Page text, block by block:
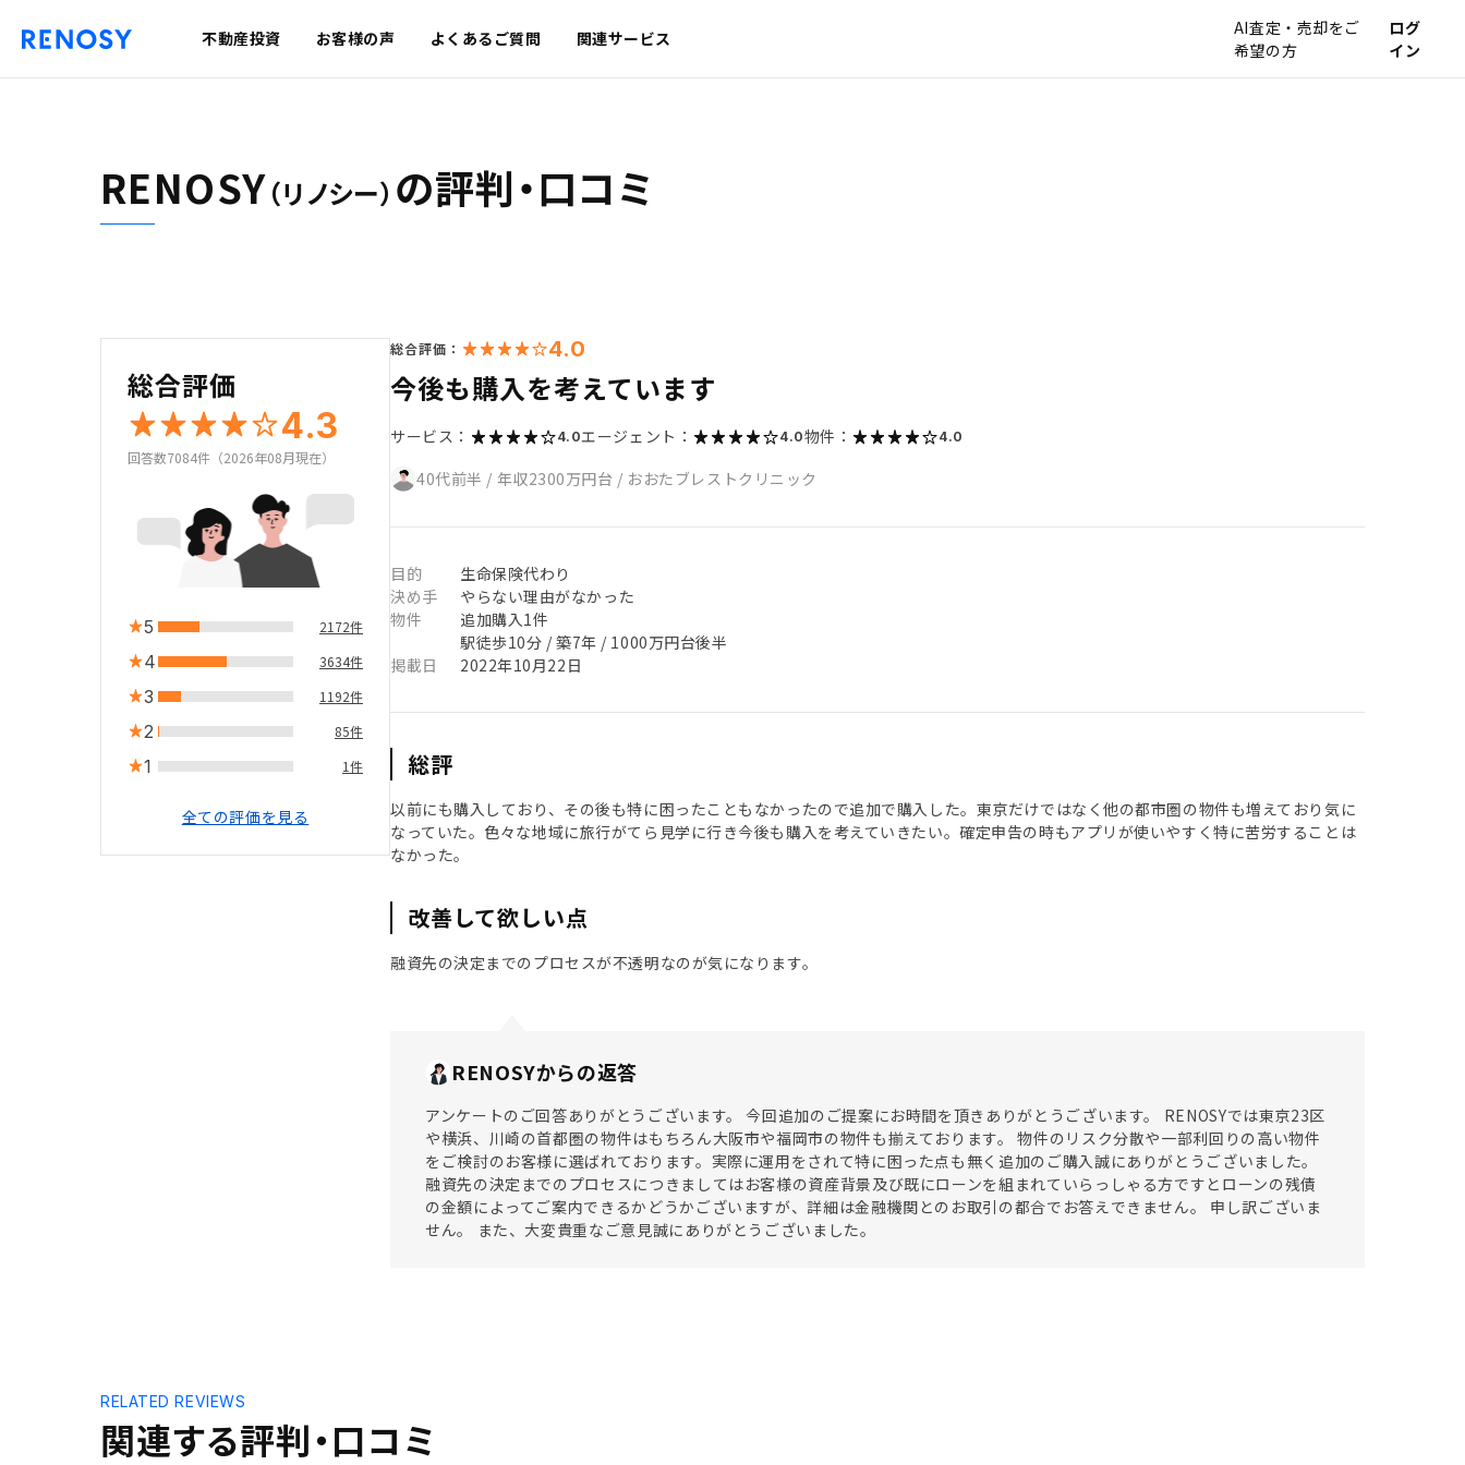
不動産投資 お客様の声 よくあるご質問 関連サービス
AI査定・売却をご
希望の方
ログ
イン
RENOSY（リノシー） の評判・口コミ
総合評価
4.3
回答数7084件（2026年08月現在）
5 2172件
4 3634件
3 1192件
2 85件
1 1件
全ての評価を見る
総合評価： 4.0
今後も購入を考えています
サービス： 4.0エージェント： 4.0物件： 4.0
40代前半 / 年収2300万円台 / おおたブレストクリニック
目的
生命保険代わり
決め手
やらない理由がなかった
物件
追加購入1件
駅徒歩10分 / 築7年 / 1000万円台後半
掲載日
2022年10月22日
総評
以前にも購入しており、その後も特に困ったこともなかったので追加で購入した。東京だけではなく他の都市圏の物件も増えており気に
なっていた。色々な地域に旅行がてら見学に行き今後も購入を考えていきたい。確定申告の時もアプリが使いやすく特に苦労することは
なかった。
改善して欲しい点
融資先の決定までのプロセスが不透明なのが気になります。
RENOSYからの返答
アンケートのご回答ありがとうございます。 今回追加のご提案にお時間を頂きありがとうございます。 RENOSYでは東京23区
や横浜、川崎の首都圏の物件はもちろん大阪市や福岡市の物件も揃えております。 物件のリスク分散や一部利回りの高い物件
をご検討のお客様に選ばれております。実際に運用をされて特に困った点も無く追加のご購入誠にありがとうございました。
融資先の決定までのプロセスにつきましてはお客様の資産背景及び既にローンを組まれていらっしゃる方ですとローンの残債
の金額によってご案内できるかどうかございますが、詳細は金融機関とのお取引の都合でお答えできません。 申し訳ございま
せん。 また、大変貴重なご意見誠にありがとうございました。
関連する評判・口コミ
RELATED REVIEWS